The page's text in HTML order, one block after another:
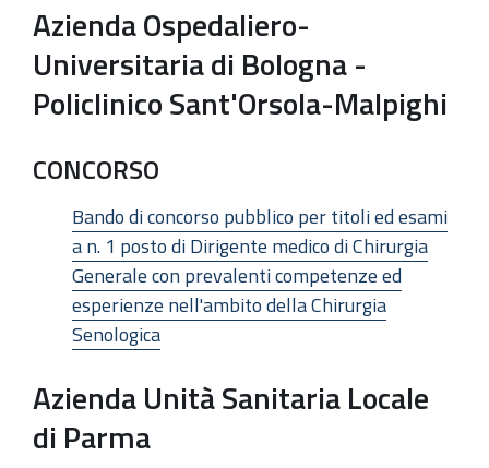
Azienda Ospedaliero-
Universitaria di Bologna -
Policlinico Sant'Orsola-Malpighi
CONCORSO
Bando di concorso pubblico per titoli ed esami
a n. 1 posto di Dirigente medico di Chirurgia
Generale con prevalenti competenze ed
esperienze nell'ambito della Chirurgia
Senologica
Azienda Unità Sanitaria Locale
di Parma